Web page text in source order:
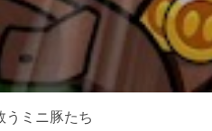
うミニ豚たち